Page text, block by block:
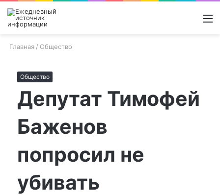
Поиск
Switch
Главная / Общество
Общество
Депутат Тимофей
Баженов
попросил не
убивать